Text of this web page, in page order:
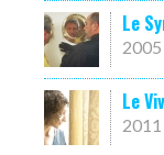
Le
2005
Le
2011